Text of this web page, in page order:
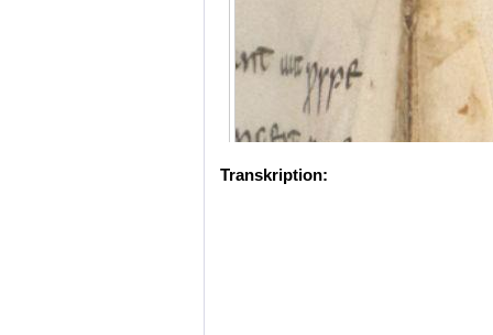
Transkription: